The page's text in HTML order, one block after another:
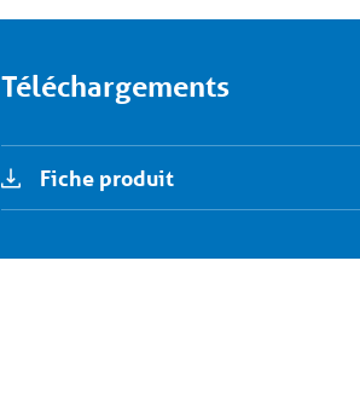
Téléchargements
Fiche produit